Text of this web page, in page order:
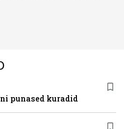
punased kuradid